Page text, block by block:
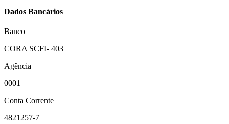
Dados Bancários
Banco
CORA SCFI- 403
Agência
0001
Conta Corrente
4821257-7